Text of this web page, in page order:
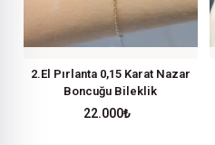
2.El Pırlanta 0,15 Karat Nazar
Boncuğu Bileklik
22.000₺